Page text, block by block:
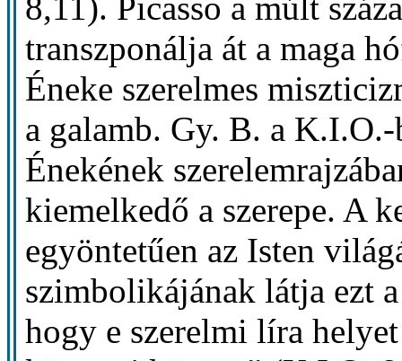
8,11). Picasso a múlt
transzponálja át a maga
Éneke szerelmes
a galamb. Gy. B. a
Énekének
kiemelkedő a szerepe. A
egyöntetűen az Isten
szimbolikájának látja ezt
hogy e szerelmi líra